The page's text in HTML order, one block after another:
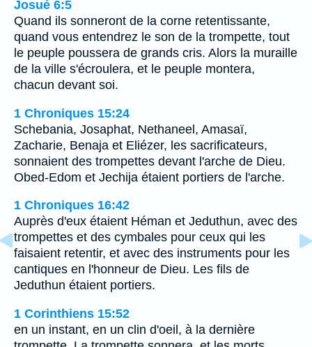
Josué 6:5
Quand ils sonneront de la corne retentissante,
quand vous entendrez le son de la trompette, tout
le peuple poussera de grands cris. Alors la muraille
de la ville s'écroulera, et le peuple montera,
chacun devant soi.
1 Chroniques 15:24
Schebania, Josaphat, Nethaneel, Amasaï,
Zacharie, Benaja et Eliézer, les sacrificateurs,
sonnaient des trompettes devant l'arche de Dieu.
Obed-Edom et Jechija étaient portiers de l'arche.
1 Chroniques 16:42
Auprès d'eux étaient Héman et Jeduthun, avec des
trompettes et des cymbales pour ceux qui les
faisaient retentir, et avec des instruments pour les
cantiques en l'honneur de Dieu. Les fils de
Jeduthun étaient portiers.
1 Corinthiens 15:52
en un instant, en un clin d'oeil, à la dernière